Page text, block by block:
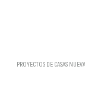
PROYECTOS DE CASAS